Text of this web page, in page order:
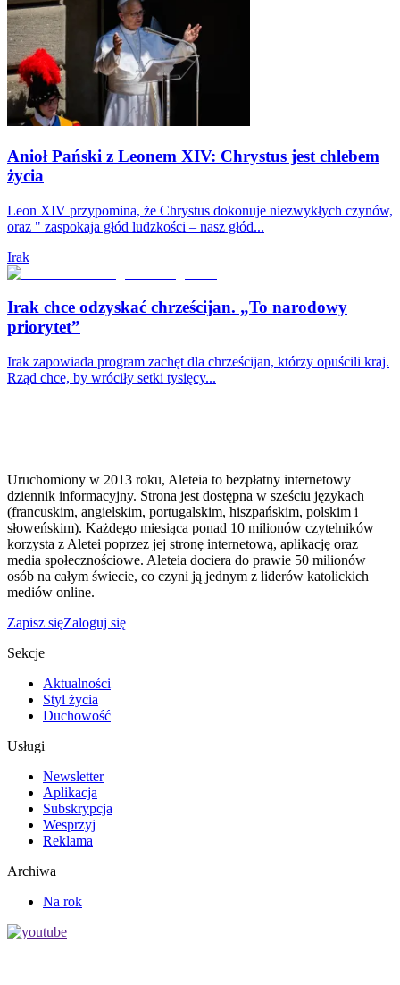
Anioł Pański z Leonem XIV: Chrystus jest chlebem
życia
Leon XIV przypomina, że Chrystus dokonuje niezwykłych czynów,
oraz " zaspokaja głód ludzkości – nasz głód...
Irak
Irak chce odzyskać chrześcijan. „To narodowy
priorytet”
Irak zapowiada program zachęt dla chrześcijan, którzy opuścili kraj.
Rząd chce, by wróciły setki tysięcy...
Uruchomiony w 2013 roku, Aleteia to bezpłatny internetowy
dziennik informacyjny. Strona jest dostępna w sześciu językach
(francuskim, angielskim, portugalskim, hiszpańskim, polskim i
słoweńskim). Każdego miesiąca ponad 10 milionów czytelników
korzysta z Aletei poprzez jej stronę internetową, aplikację oraz
media społecznościowe. Aleteia dociera do prawie 50 milionów
osób na całym świecie, co czyni ją jednym z liderów katolickich
mediów online.
Zapisz sięZaloguj się
Sekcje
Aktualności
Styl życia
Duchowość
Usługi
Newsletter
Aplikacja
Subskrypcja
Wesprzyj
Reklama
Archiwa
Na rok